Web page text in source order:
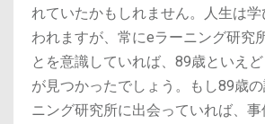
れていたかもしれません。
人生は
われますが、常にeラーニング研究
とを意識していれば、89歳といえ
が見つかったでしょう。
もし89歳
ニング研究所に出会っていれば、